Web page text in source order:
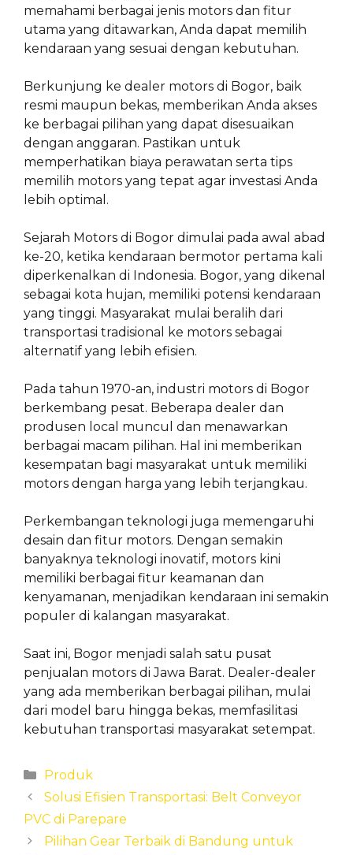
memahami berbagai jenis motors dan fitur
utama yang ditawarkan, Anda dapat memilih
kendaraan yang sesuai dengan kebutuhan.
Berkunjung ke dealer motors di Bogor, baik
resmi maupun bekas, memberikan Anda akses
ke berbagai pilihan yang dapat disesuaikan
dengan anggaran. Pastikan untuk
memperhatikan biaya perawatan serta tips
memilih motors yang tepat agar investasi Anda
lebih optimal.
Sejarah Motors di Bogor dimulai pada awal abad
ke-20, ketika kendaraan bermotor pertama kali
diperkenalkan di Indonesia. Bogor, yang dikenal
sebagai kota hujan, memiliki potensi kendaraan
yang tinggi. Masyarakat mulai beralih dari
transportasi tradisional ke motors sebagai
alternatif yang lebih efisien.
Pada tahun 1970-an, industri motors di Bogor
berkembang pesat. Beberapa dealer dan
produsen local muncul dan menawarkan
berbagai macam pilihan. Hal ini memberikan
kesempatan bagi masyarakat untuk memiliki
motors dengan harga yang lebih terjangkau.
Perkembangan teknologi juga memengaruhi
desain dan fitur motors. Dengan semakin
banyaknya teknologi inovatif, motors kini
memiliki berbagai fitur keamanan dan
kenyamanan, menjadikan kendaraan ini semakin
populer di kalangan masyarakat.
Saat ini, Bogor menjadi salah satu pusat
penjualan motors di Jawa Barat. Dealer-dealer
yang ada memberikan berbagai pilihan, mulai
dari model baru hingga bekas, memfasilitasi
kebutuhan transportasi masyarakat setempat.
Categories
Produk
Solusi Efisien Transportasi: Belt Conveyor
PVC di Parepare
Pilihan Gear Terbaik di Bandung untuk